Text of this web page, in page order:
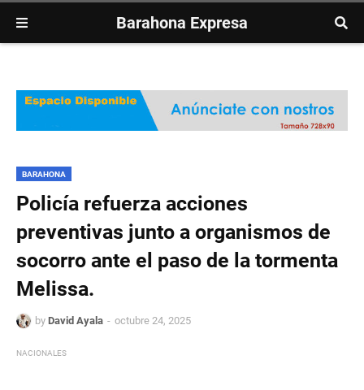
Barahona Expresa
BARAHONA
Policía refuerza acciones
preventivas junto a organismos de
socorro ante el paso de la tormenta
Melissa.
by David Ayala octubre 24, 2025
NACIONALES